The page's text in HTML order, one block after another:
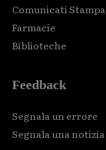
Comunicati Stampa
Farmacie
Biblioteche
Feedback
Segnala un errore
Segnala una notizia